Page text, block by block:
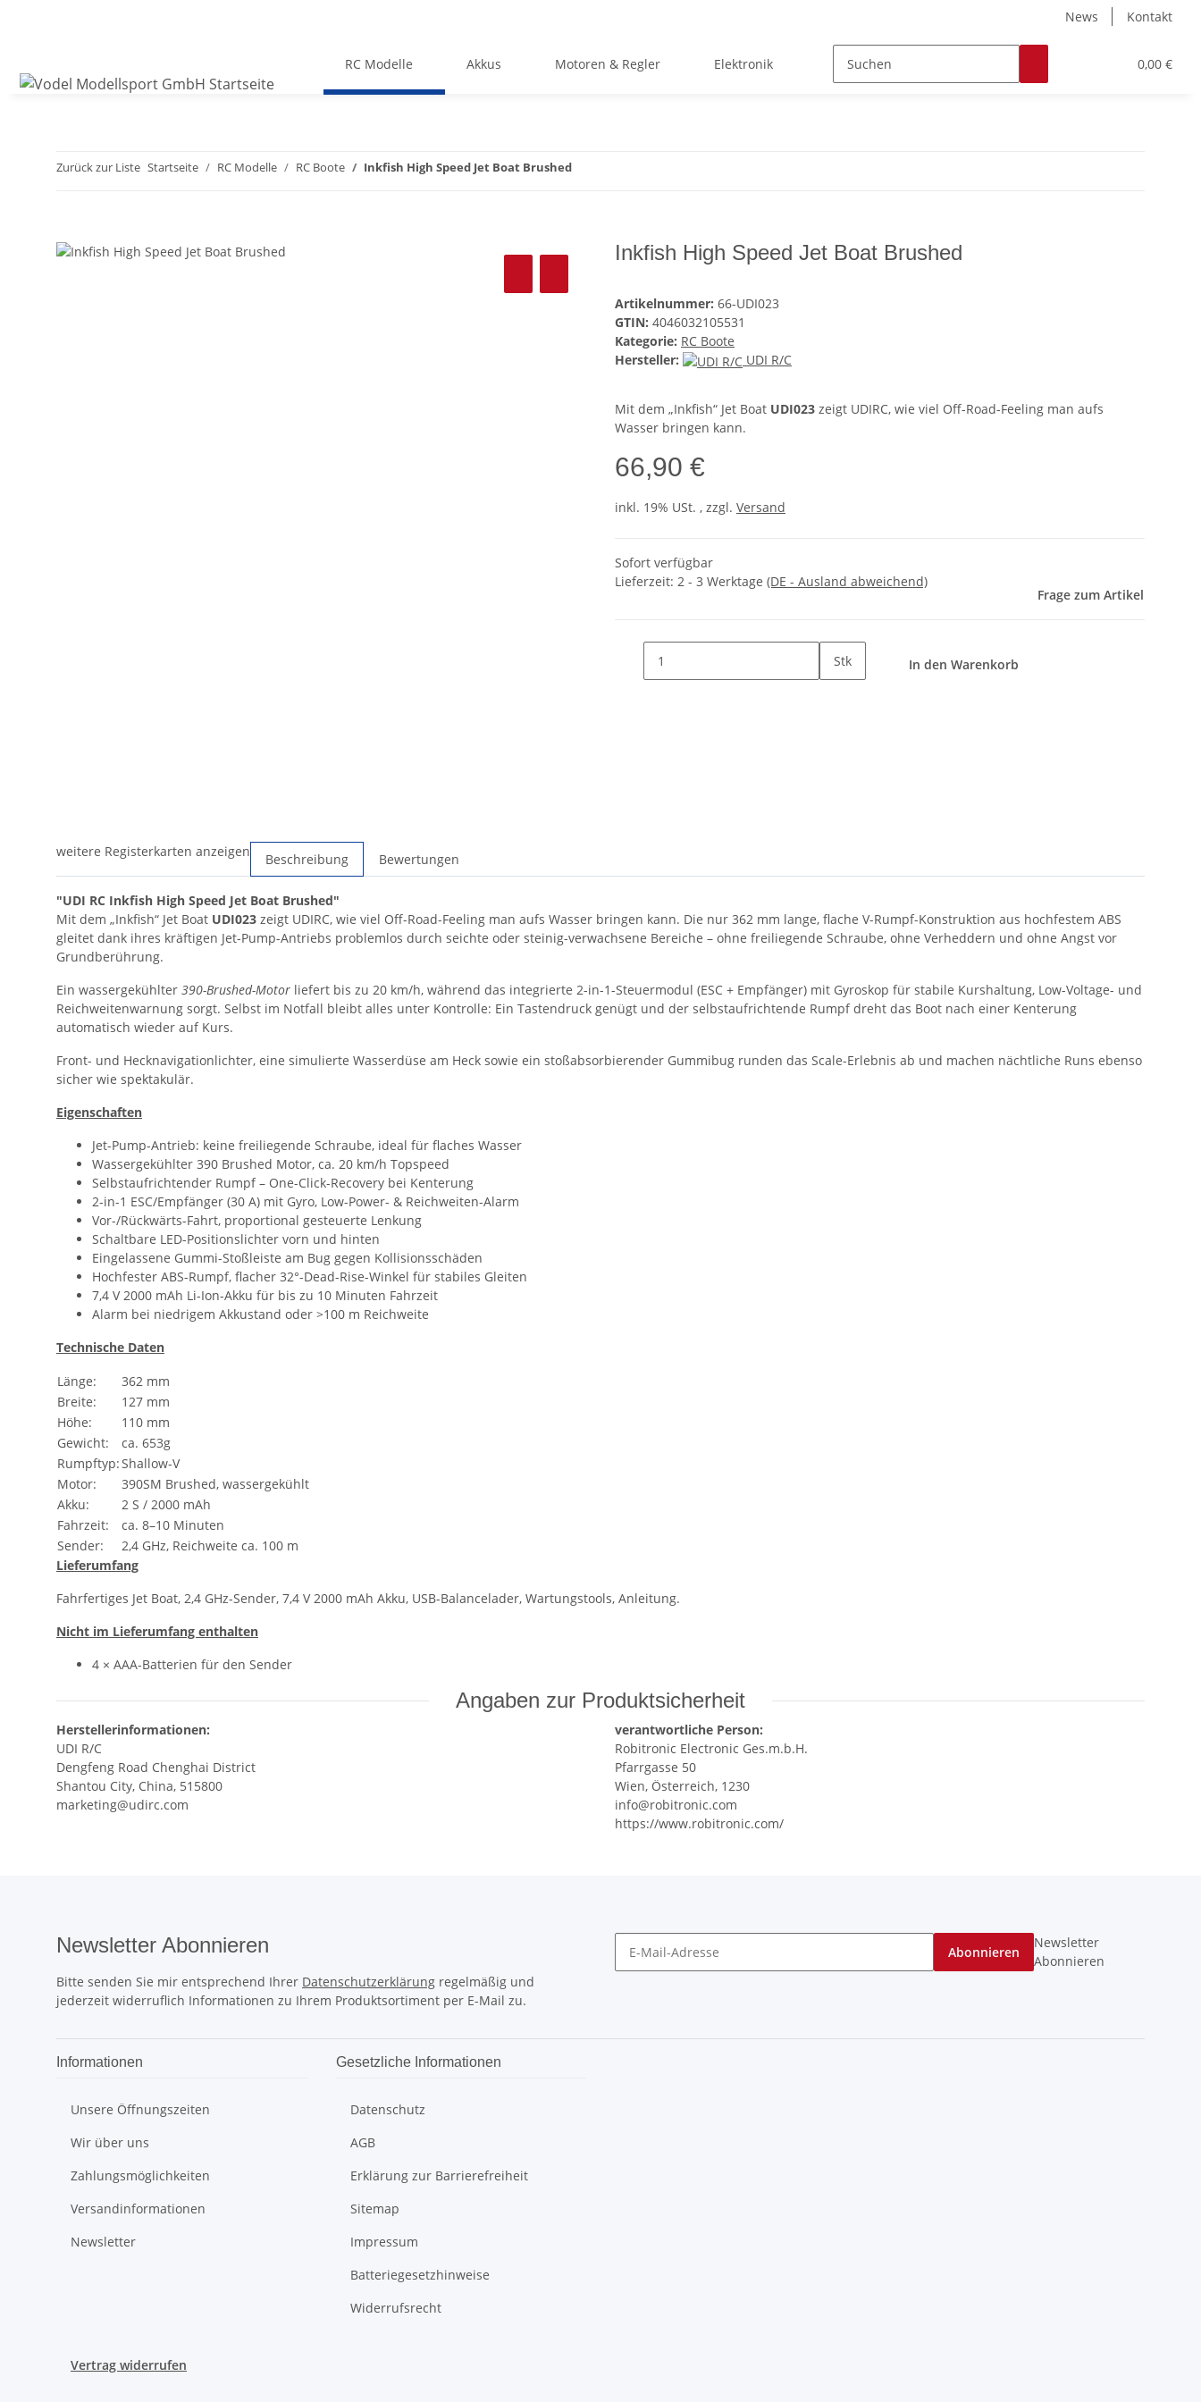
News Kontakt
0,00 €
RC Modelle Akkus Motoren & Regler Elektronik Zubehör Werkstoffe
Zurück zur Liste Startseite RC Modelle RC Boote Inkfish High Speed Jet Boat Brushed
Inkfish High Speed Jet Boat Brushed
Artikelnummer: 66-UDI023
GTIN: 4046032105531
Kategorie: RC Boote
Hersteller:
UDI R/C
Mit dem „Inkfish“ Jet Boat UDI023 zeigt UDIRC, wie viel Off-Road-Feeling man aufs
Wasser bringen kann.
66,90 €
inkl. 19% USt. , zzgl. Versand
Sofort verfügbar
Lieferzeit: 2 - 3 Werktage (DE - Ausland abweichend)
Frage zum Artikel
Stk In den Warenkorb
weitere Registerkarten anzeigen Beschreibung Bewertungen
"UDI RC Inkfish High Speed Jet Boat Brushed"
Mit dem „Inkfish“ Jet Boat UDI023 zeigt UDIRC, wie viel Off-Road-Feeling man aufs Wasser bringen kann. Die nur 362 mm lange, flache V-Rumpf-Konstruktion aus hochfestem ABS
gleitet dank ihres kräftigen Jet-Pump-Antriebs problemlos durch seichte oder steinig-verwachsene Bereiche – ohne freiliegende Schraube, ohne Verheddern und ohne Angst vor
Grundberührung.
Ein wassergekühlter 390-Brushed-Motor liefert bis zu 20 km/h, während das integrierte 2-in-1-Steuer­modul (ESC + Empfänger) mit Gyroskop für stabile Kurs­haltung, Low-Voltage- und
Reich­weiten­warnung sorgt. Selbst im Notfall bleibt alles unter Kontrolle: Ein Tastendruck genügt und der selbstaufrichtende Rumpf dreht das Boot nach einer Kenterung
automatisch wieder auf Kurs.
Front- und Heck­navigation­lichter, eine simulierte Wasser­düse am Heck sowie ein stoß­absorbierender Gummi­bug runden das Scale-Erlebnis ab und machen nächtliche Runs ebenso
sicher wie spektakulär.
Eigenschaften
Jet-Pump-Antrieb: keine freiliegende Schraube, ideal für flaches Wasser
Wassergekühlter 390 Brushed Motor, ca. 20 km/h Topspeed
Selbstaufrichtender Rumpf – One-Click-Recovery bei Kenterung
2-in-1 ESC/Empfänger (30 A) mit Gyro, Low-Power- & Reichweiten-Alarm
Vor-/Rückwärts-Fahrt, proportional gesteuerte Lenkung
Schaltbare LED-Positionslichter vorn und hinten
Eingelassene Gummi-Stoßleiste am Bug gegen Kollisionsschäden
Hochfester ABS-Rumpf, flacher 32°-Dead-Rise-Winkel für stabiles Gleiten
7,4 V 2000 mAh Li-Ion-Akku für bis zu 10 Minuten Fahrzeit
Alarm bei niedrigem Akku­stand oder >100 m Reichweite
Technische Daten
Länge:
362 mm
Breite:
127 mm
Höhe:
110 mm
Gewicht:
ca. 653g
Rumpftyp:Shallow-V
Motor:
390SM Brushed, wassergekühlt
Akku:
2 S / 2000 mAh
Fahrzeit:
ca. 8–10 Minuten
Sender:
2,4 GHz, Reichweite ca. 100 m
Lieferumfang
Fahrfertiges Jet Boat, 2,4 GHz-Sender, 7,4 V 2000 mAh Akku, USB-Balancelader, Wartungstools, Anleitung.
Nicht im Lieferumfang enthalten
4 × AAA-Batterien für den Sender
Angaben zur Produktsicherheit
Herstellerinformationen:
UDI R/C
Dengfeng Road Chenghai District
Shantou City, China, 515800
marketing@udirc.com
verantwortliche Person:
Robitronic Electronic Ges.m.b.H.
Pfarrgasse 50
Wien, Österreich, 1230
info@robitronic.com
https://www.robitronic.com/
Newsletter Abonnieren
Bitte senden Sie mir entsprechend Ihrer Datenschutzerklärung regelmäßig und
jederzeit widerruflich Informationen zu Ihrem Produktsortiment per E-Mail zu.
Abonnieren
Newsletter
Abonnieren
Informationen
Unsere Öffnungszeiten
Wir über uns
Zahlungsmöglichkeiten
Versandinformationen
Newsletter
Gesetzliche Informationen
Datenschutz
AGB
Erklärung zur Barrierefreiheit
Sitemap
Impressum
Batteriegesetzhinweise
Widerrufsrecht
Vertrag widerrufen